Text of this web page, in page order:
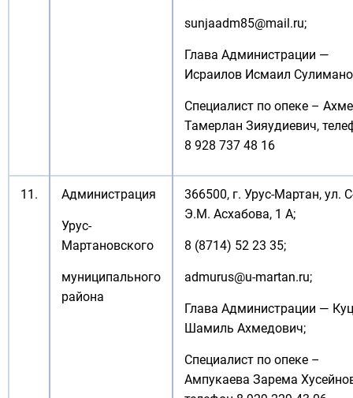
sunjaadm85@mail.ru;
Глава Администрации —
Исраилов Исмаил
Специалист по опеке –
Тамерлан Зияудиевич,
8 928 737 48 16
11. Администрация
Урус-
Мартановского
муниципального
района
366500, г. Урус-Мартан, ул.
Э.М. Асхабова, 1 А;
8 (8714) 52 23 35;
admurus@u-martan.ru;
Глава Администрации —
Шамиль Ахмедович;
Специалист по опеке –
Ампукаева Зарема